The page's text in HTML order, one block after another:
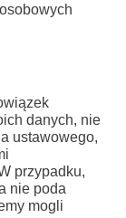
danych, nie
ustawowego,
przypadku,
nie poda
mogli